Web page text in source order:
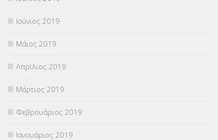
Ιούνιος 2019
Μάιος 2019
Απρίλιος 2019
Μάρτιος 2019
Φεβρουάριος 2019
Ιανουάριος 2019